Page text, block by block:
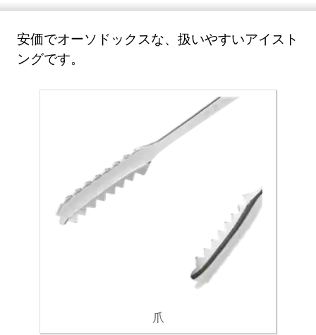
安価でオーソドックスな、扱いやすいアイスト
ングです。
爪